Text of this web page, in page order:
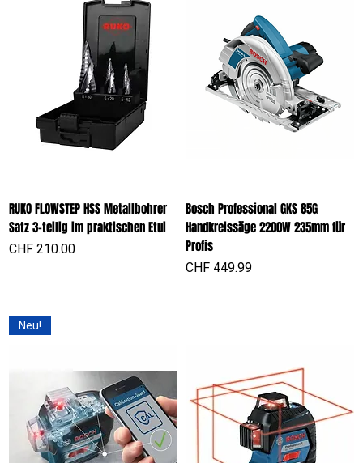
RUKO FLOWSTEP HSS Metallbohrer
Satz 3-teilig im praktischen Etui
Preis
CHF 210.00
Bosch Professional GKS 85G
Handkreissäge 2200W 235mm für
Profis
Preis
CHF 449.99
Neu!